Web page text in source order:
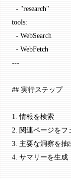
  -
"research"
tools:
  -
WebSearch
  -
WebFetch
---
## 実行ステップ
1. 情報を検索
2. 関連ページをフ
3. 主要な洞察を抽
4. サマリーを生成